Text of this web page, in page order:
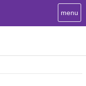
T
o
menu